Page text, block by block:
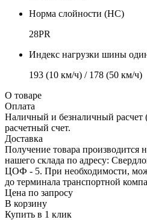
Норма слойности (НС)
28PR
Индекс нагрузки шины
193 (10 км/ч) / 178 (50 км/ч)
О товаре
Оплата
Наличный и безналичный расчет
расчетный счет.
Доставка
Получение товара производится
нашего склада по адресу:
ЦОФ - 5. При необходимости,
до терминала транспортной
Цена по запросу
В корзину
Купить в 1 клик